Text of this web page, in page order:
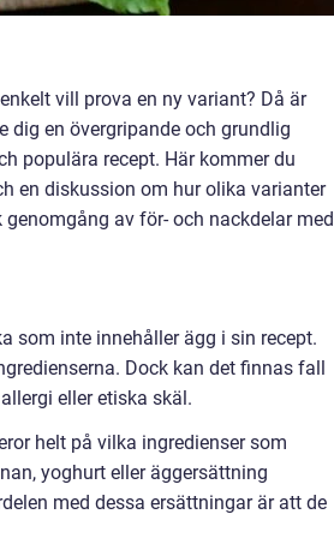
vill prova en ny variant? Då är
dig en övergripande och grundlig
populära recept. Här kommer du
en diskussion om hur olika varianter
av för- och nackdelar med
som inte innehåller ägg i sin recept.
Dock kan det finnas fall
eller etiska skäl.
helt på vilka ingredienser som
yoghurt eller äggersättning
med dessa ersättningar är att de